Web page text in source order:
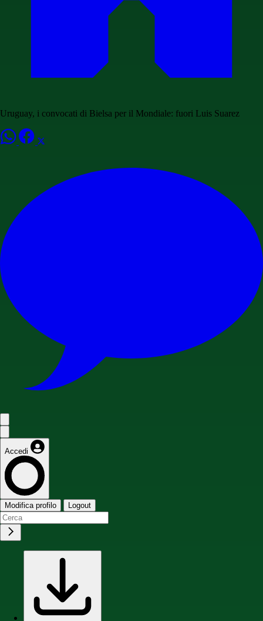
Uruguay, i convocati di Bielsa per il Mondiale: fuori Luis Suarez
Accedi
Modifica profilo Logout